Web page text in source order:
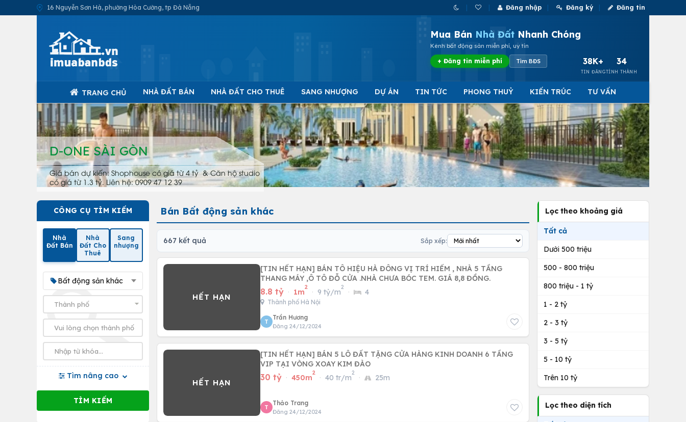
16 Nguyễn Sơn Hà, phường Hòa Cường, tp Đà Nẵng Đăng nhập Đăng ký Đăng tin
Mua Bán Nhà Đất Nhanh Chóng
Kênh bất động sản miễn phí, uy tín
+ Đăng tin miễn phí Tìm BĐS 38K+
TIN ĐĂNG
34
TỈNH THÀNH
TRANG CHỦ NHÀ ĐẤT BÁN NHÀ ĐẤT CHO THUÊ SANG NHƯỢNG DỰ ÁN TIN TỨC PHONG THUỶ KIẾN TRÚC TƯ VẤN
D-ONE SÀI GÒN
Giá bán dự kiến: Shophouse có giá từ 4 tỷ & Căn hộ studio
có giá từ 1.3 tỷ. Liên hệ: 0909 47 12 39
CÔNG CỤ TÌM KIẾM
Nhà
Đất Bán
Nhà
Đất Cho
Thuê
Sang
nhượng
Bất động sản khác
Tìm nâng cao
Bán Bất động sản khác
667 kết quả Sắp xếp:
[TIN HẾT HẠN] BÁN TÔ HIỆU HÀ ĐÔNG VỊ TRÍ HIẾM , NHÀ 5 TẦNG
THANG MÁY ,Ô TÔ ĐỖ CỬA .NHÀ CHƯA BÓC TEM. GIÁ 8,8 ĐỒNG.
8.8 tỷ · 1m
2
· 9 tỷ/m
2
· 4
Thành phố Hà Nội
T
Trần Hương
Đăng 24/12/2024
[TIN HẾT HẠN] BÁN 5 LÔ ĐẤT TẶNG CỬA HÀNG KINH DOANH 6 TẦNG
VIP TẠI VÒNG XOAY KIM ĐÀO
30 tỷ · 450m
2
· 40 tr/m
2
· 25m
T
Thảo Trang
Đăng 24/12/2024
Lọc theo khoảng giá
Tất cả
Dưới 500 triệu
500 - 800 triệu
800 triệu - 1 tỷ
1 - 2 tỷ
2 - 3 tỷ
3 - 5 tỷ
5 - 10 tỷ
Trên 10 tỷ
Lọc theo diện tích